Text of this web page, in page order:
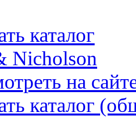
каталог
Nicholson
на
каталог